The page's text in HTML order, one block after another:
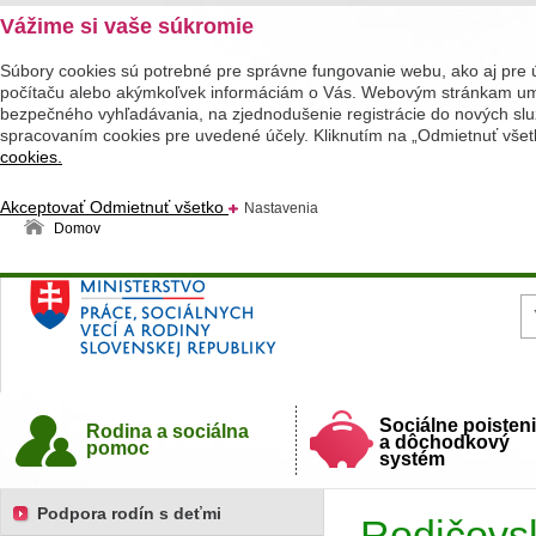
Vážime si vaše súkromie
Súbory cookies sú potrebné pre správne fungovanie webu, ako aj
počítaču alebo akýmkoľvek informáciám o Vás. Webovým stránkam
bezpečného vyhľadávania, na zjednodušenie registrácie do nových
spracovaním cookies pre uvedené účely. Kliknutím na „Odmietnuť
cookies.
AkceptovaťOdmietnuť všetko
Nastavenia
Domov
Ministerstvo práce, sociálnych vecí a rodiny
Slovenskej republiky
Rodina a sociálna
pomoc
Sociálne
a dôchodkový
systém
Podpora rodín s deťmi